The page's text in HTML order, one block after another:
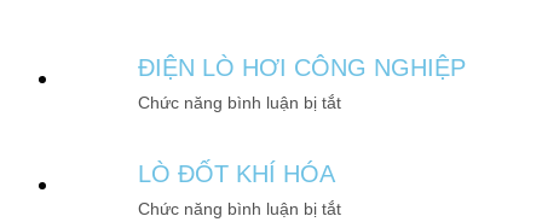
ĐIỆN LÒ HƠI CÔNG NGHIỆP
Chức năng bình luận bị tắt
LÒ ĐỐT KHÍ HÓA
Chức năng bình luận bị tắt